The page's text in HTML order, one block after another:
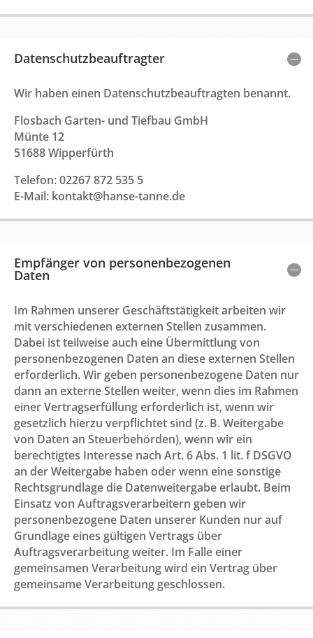
Datenschutz­beauftragter
Wir haben einen Datenschutzbeauftragten benannt.
Flosbach Garten- und Tiefbau GmbH
Münte 12
51688 Wipperfürth
Telefon: 02267 872 535 5
E-Mail: kontakt@hanse-tanne.de
Empfänger von personenbezogenen
Daten
Im Rahmen unserer Geschäftstätigkeit arbeiten wir
mit verschiedenen externen Stellen zusammen.
Dabei ist teilweise auch eine Übermittlung von
personenbezogenen Daten an diese externen Stellen
erforderlich. Wir geben personenbezogene Daten nur
dann an externe Stellen weiter, wenn dies im Rahmen
einer Vertragserfüllung erforderlich ist, wenn wir
gesetzlich hierzu verpflichtet sind (z. B. Weitergabe
von Daten an Steuerbehörden), wenn wir ein
berechtigtes Interesse nach Art. 6 Abs. 1 lit. f DSGVO
an der Weitergabe haben oder wenn eine sonstige
Rechtsgrundlage die Datenweitergabe erlaubt. Beim
Einsatz von Auftragsverarbeitern geben wir
personenbezogene Daten unserer Kunden nur auf
Grundlage eines gültigen Vertrags über
Auftragsverarbeitung weiter. Im Falle einer
gemeinsamen Verarbeitung wird ein Vertrag über
gemeinsame Verarbeitung geschlossen.